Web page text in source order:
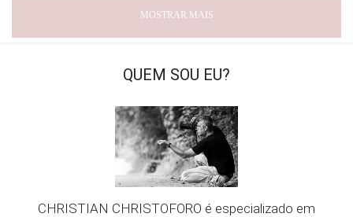
MOSTRAR MAIS
QUEM SOU EU?
CHRISTIAN CHRISTOFORO é especializado em